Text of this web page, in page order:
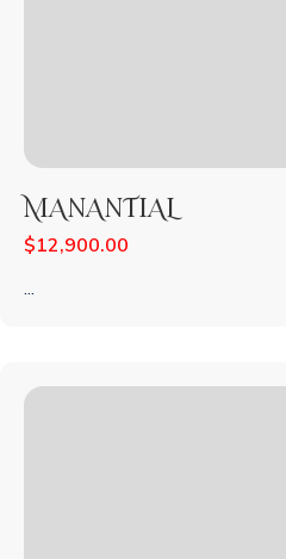
MANANTIAL
$12,900.00
...